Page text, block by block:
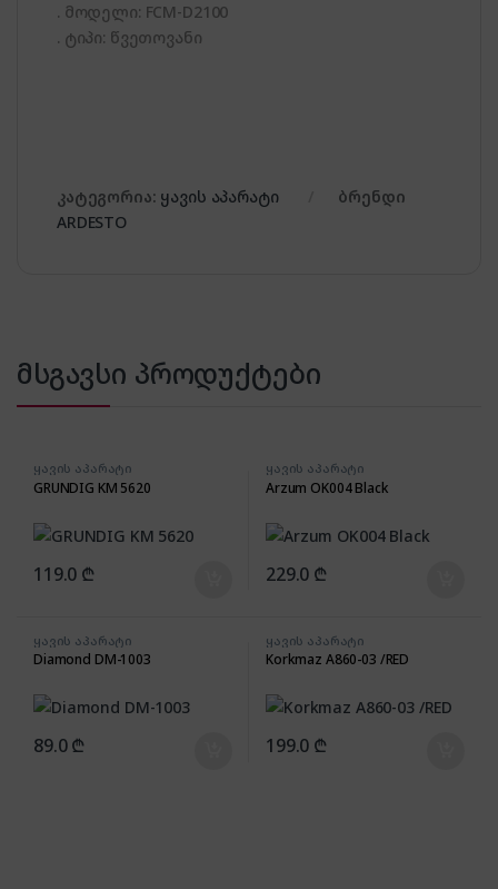
. მოდელი: FCM-D2100
. ტიპი: წვეთოვანი
კატეგორია: ყავის აპარატი
ბრენდი
ARDESTO
მსგავსი პროდუქტები
ყავის აპარატი
GRUNDIG KM 5620
119.0 ₾
ყავის აპარატი
Arzum OK004 Black
229.0 ₾
ყავის აპარატი
Diamond DM-1003
89.0₾
ყავის აპარატი
Korkmaz A860-03 /RED
199.0 ₾